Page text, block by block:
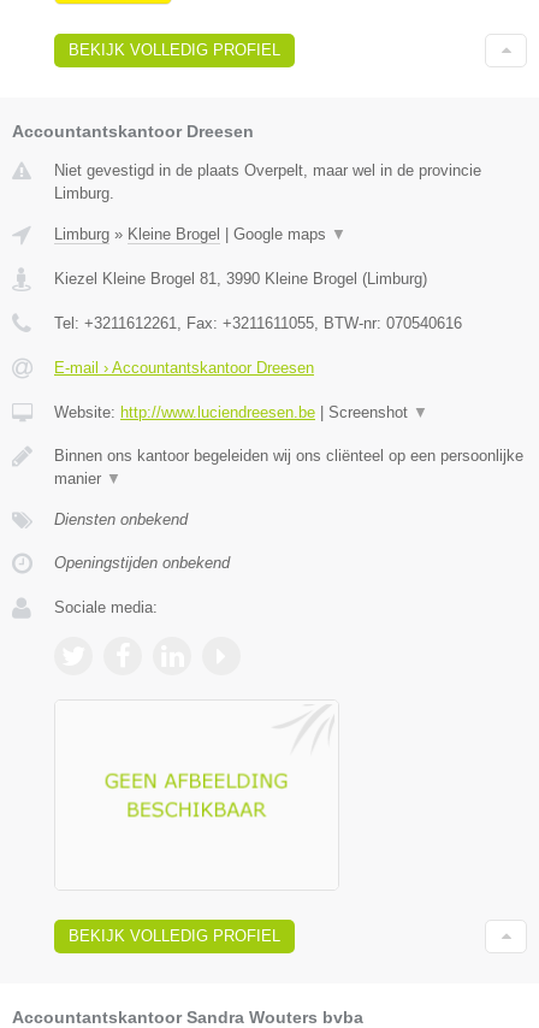
BEKIJK VOLLEDIG PROFIEL
Accountantskantoor Dreesen
Niet gevestigd in de plaats Overpelt, maar wel in de provincie
Limburg.
Limburg » Kleine Brogel Google maps ▼
Kiezel Kleine Brogel 81, 3990 Kleine Brogel (Limburg)
Tel: +3211612261, Fax: +3211611055, BTW-nr: 070540616
E-mail › Accountantskantoor Dreesen
Website: http://www.luciendreesen.be Screenshot ▼
Binnen ons kantoor begeleiden wij ons cliënteel op een persoonlijke
manier ▼
Diensten onbekend
Openingstijden onbekend
Sociale media:
BEKIJK VOLLEDIG PROFIEL
Accountantskantoor Sandra Wouters bvba